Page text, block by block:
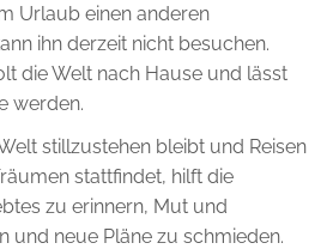
Urlaub einen anderen
ihn derzeit nicht besuchen.
die Welt nach Hause und lässt
werden.
stillzustehen bleibt und Reisen
stattfindet, hilft die
zu erinnern, Mut und
und neue Pläne zu schmieden.